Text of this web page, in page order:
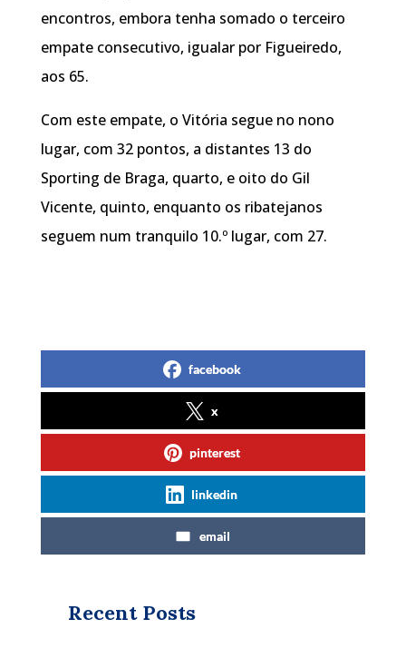
encontros, embora tenha somado o terceiro
empate consecutivo, igualar por Figueiredo,
aos 65.
Com este empate, o Vitória segue no nono
lugar, com 32 pontos, a distantes 13 do
Sporting de Braga, quarto, e oito do Gil
Vicente, quinto, enquanto os ribatejanos
seguem num tranquilo 10.º lugar, com 27.
facebook
x
pinterest
linkedin
email
Recent Posts